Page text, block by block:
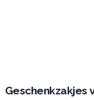
Geschenkzakjes